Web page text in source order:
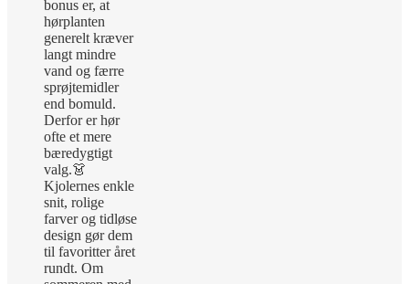
bonus er, at
hørplanten
generelt kræver
langt mindre
vand og færre
sprøjtemidler
end bomuld.
Derfor er hør
ofte et mere
bæredygtigt
valg.👗
Kjolernes enkle
snit, rolige
farver og tidløse
design gør dem
til favoritter året
rundt. Om